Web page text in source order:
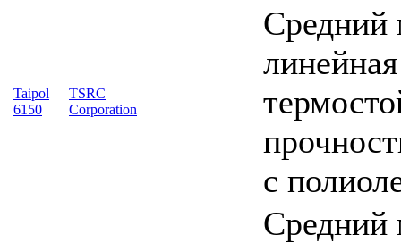
Taipol
6150
TSRC
Corporation
Средний
с
Средний